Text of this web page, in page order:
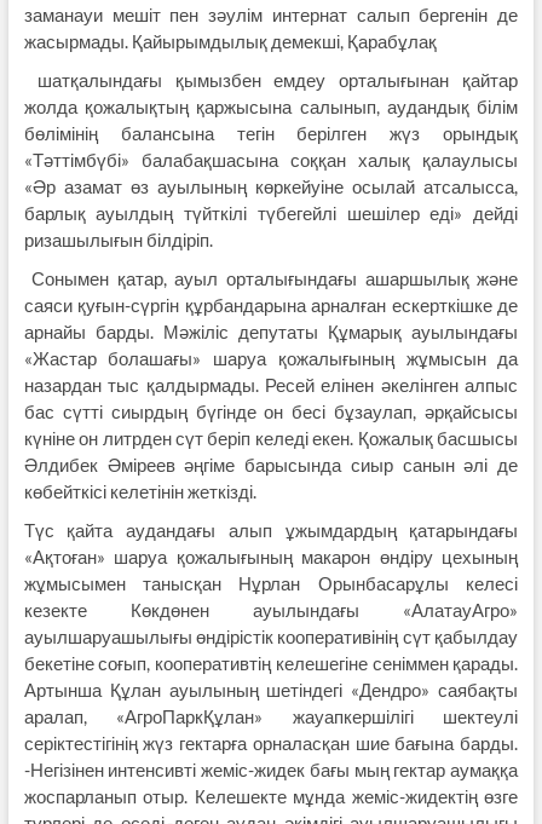
заманауи мешіт пен зәулім интернат салып бергенін де
жасырмады. Қайырымдылық демекші, Қарабұлақ
шатқалындағы қымызбен емдеу орталығынан қайтар
жолда қожалықтың қаржысына салынып, аудандық білім
бөлімінің балансына тегін берілген жүз орындық
«Тәттімбүбі» балабақшасына соққан халық қалаулысы
«Әр азамат өз ауылының көркейуіне осылай атсалысса,
барлық ауылдың түйткілі түбегейлі шешілер еді» дейді
ризашылығын білдіріп.
Сонымен қатар, ауыл орталығындағы ашаршылық және
саяси қуғын-сүргін құрбандарына арналған ескерткішке де
арнайы барды. Мәжіліс депутаты Құмарық ауылындағы
«Жастар болашағы» шаруа қожалығының жұмысын да
назардан тыс қалдырмады. Ресей елінен әкелінген алпыс
бас сүтті сиырдың бүгінде он бесі бұзаулап, әрқайсысы
күніне он литрден сүт беріп келеді екен. Қожалық басшысы
Әлдибек Әміреев әңгіме барысында сиыр санын әлі де
көбейткісі келетінін жеткізді.
Түс қайта аудандағы алып ұжымдардың қатарындағы
«Ақтоған» шаруа қожалығының макарон өндіру цехының
жұмысымен танысқан Нұрлан Орынбасарұлы келесі
кезекте Көкдөнен ауылындағы «АлатауАгро»
ауылшаруашылығы өндірістік кооперативінің сүт қабылдау
бекетіне соғып, кооперативтің келешегіне сеніммен қарады.
Артынша Құлан ауылының шетіндегі «Дендро» саябақты
аралап, «АгроПаркҚұлан» жауапкершілігі шектеулі
серіктестігінің жүз гектарға орналасқан шие бағына барды.
-Негізінен интенсивті жеміс-жидек бағы мың гектар аумаққа
жоспарланып отыр. Келешекте мұнда жеміс-жидектің өзге